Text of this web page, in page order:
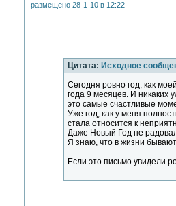
размещено 28-1-10 в 12:22
Цитата: Исходное
Сегодня ровно год, как
года 9 месяцев. И никаких
это самые счастливые
Уже год, как у меня
стала относится к
Даже Новый Год не
Я знаю, что в жизни
Если это письмо увидели